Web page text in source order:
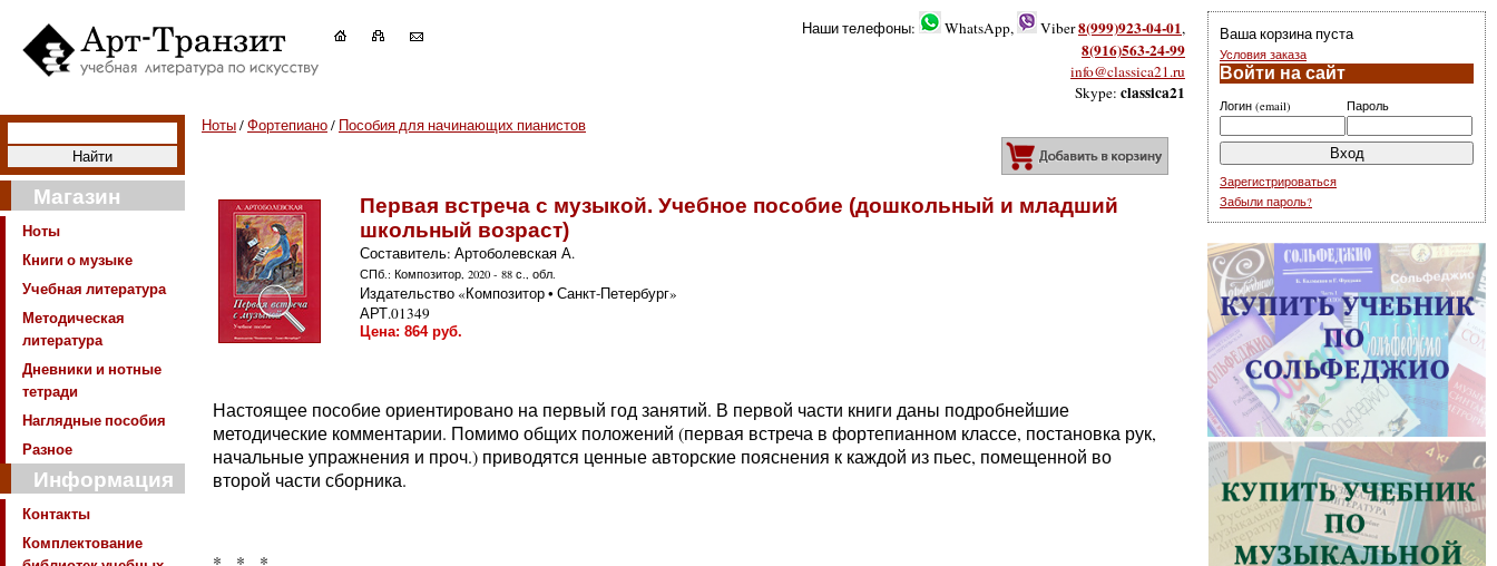
Наши телефоны: WhatsApp, Viber8(999)923-04-01,
8(916)563-24-99
info@classica21.ru
Skype: classica21
Магазин
Ноты
Книги о музыке
Учебная литература
Методическая
литература
Дневники и нотные
тетради
Наглядные пособия
Разное
Информация
Контакты
Комплектование
Ноты/Фортепиано/ Пособия для начинающих пианистов
Добавить в корзину
Первая встреча с музыкой. Учебное пособие (дошкольный и младший
школьный возраст)
Составитель: Артоболевская А.
СПб.: Композитор, 2020 - 88 с., обл.
Издательство «Композитор • Санкт-Петербург»
АРТ.01349
Цена: 864руб.
Настоящее пособие ориентировано на первый год занятий. В первой части книги даны подробнейшие
методические комментарии. Помимо общих положений (первая встреча в фортепианном классе, постановка рук,
начальные упражнения и проч.) приводятся ценные авторские пояснения к каждой из пьес, помещенной во
второй части сборника.
Ваша корзина пуста
Условия заказа
Войти на сайт
Логин (email) Пароль
Зарегистрироваться
Забыли пароль?